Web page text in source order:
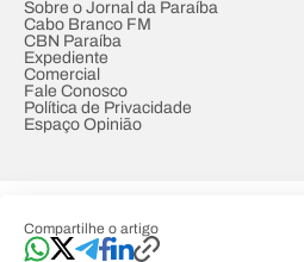
Compartilhe o artigo
Sobre o Jornal da Paraíba
Cabo Branco FM
CBN Paraíba
Expediente
Comercial
Fale Conosco
Política de Privacidade
Espaço Opinião
Developed by Designed by